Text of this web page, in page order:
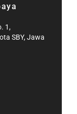
1,
SBY, Jawa